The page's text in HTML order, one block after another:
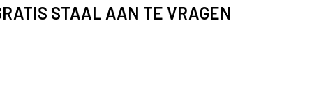
STAAL AAN TE VRAGEN